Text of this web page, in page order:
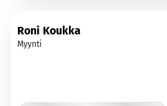
Roni Koukka
Myynti